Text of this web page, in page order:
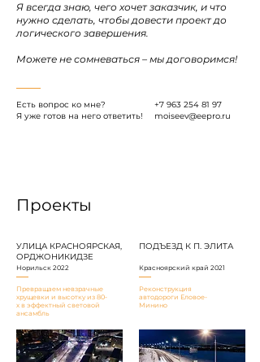
Я всегда знаю, чего хочет заказчик, и что
нужно сделать, чтобы довести проект до
логического завершения.
Можете не сомневаться – мы договоримся!
Есть вопрос ко мне?
Я уже готов на него ответить!
+7 963 254 81 97
moiseev@eepro.ru
Проекты
УЛИЦА КРАСНОЯРСКАЯ,
ОРДЖОНИКИДЗЕ
Норильск 2022
Превращаем невзрачные
хрущевки и высотку из 80-
х в эффектный световой
ансамбль
ПОДЪЕЗД К П. ЭЛИТА
Красноярский край 2021
Реконструкция
автодороги Еловое-
Минино